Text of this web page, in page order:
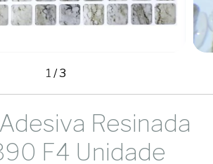
1 /3
Resinada
F4 Unidade